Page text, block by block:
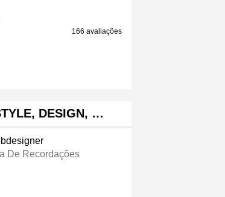
166 avaliações
DESIGN, …
De Recordações